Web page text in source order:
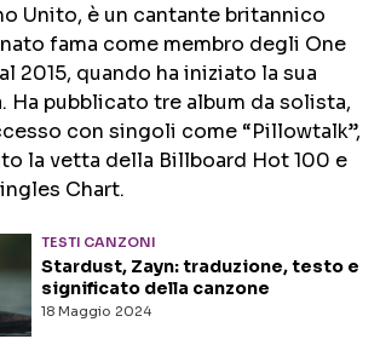
TALENT SHOW
Seguici sui social
Unito, è un cantante britannico
fama come membro degli One
2015, quando ha iniziato la sua
Ha pubblicato tre album da solista,
con singoli come “Pillowtalk”,
la vetta della Billboard Hot 100 e
Chart.
TESTI CANZONI
18 Maggio 2024
Stardust, Zayn: traduzione, testo e
significato della canzone